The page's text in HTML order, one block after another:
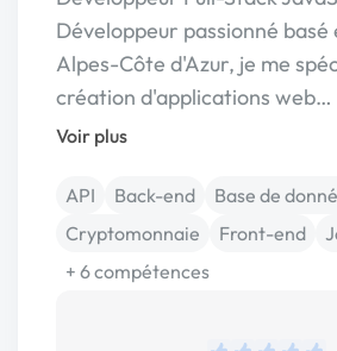
Développeur passionné
Alpes-Côte d'Azur, je me
création d'applications web…
Voir plus
API Back-end
Base de
Cryptomonnaie
Front-end
+ 6 compétences